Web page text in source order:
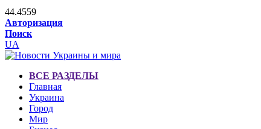
44.4559
Авторизация
Поиск
UA
ВСЕ РАЗДЕЛЫ
Главная
Украина
Город
Мир